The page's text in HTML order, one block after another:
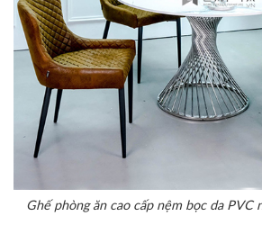
Ghế phòng ăn cao cấp nệm bọc da PVC